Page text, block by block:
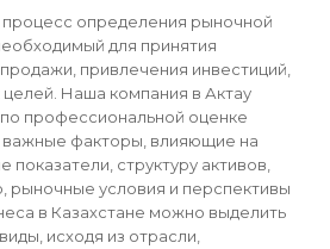
определения рыночной
для принятия
привлечения инвестиций,
целей. Наша компания в Актау
профессиональной оценке
важные факторы, влияющие на
показатели, структуру активов,
рыночные условия и перспективы
в Казахстане можно выделить
исходя из отрасли,